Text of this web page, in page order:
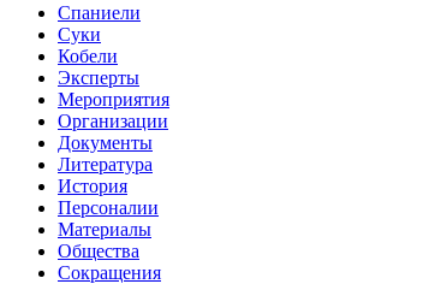
Спаниели
Суки
Кобели
Эксперты
Мероприятия
Организации
Документы
Литература
История
Персоналии
Материалы
Общества
Сокращения